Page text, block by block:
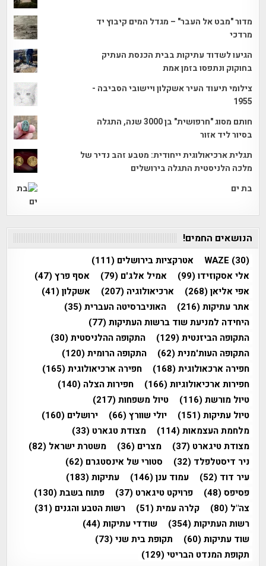
מדור "מבט אל העבר" – מגדל המים קיבוץ יד
מרדכי
הגיעו לשדוד עתיקות בבית הכנסת העתיק
בחוקוק ונתפסו בזמן אמת
צילומי תיעוד העיר אשקלון ויישובי הסביבה -
1955
חותם מסוג "חרפושית" בן 3000 שנה, התגלה
בסיור ליד אזור
תגלית ארכיאולוגית ייחודית: מטבע זהב נדיר של
מלכה הלניסטית התגלה בירושלים
בת ים
הנושאים החמים!
WAZE (30) אטרקציות בירושלים (111)
אלי אסקוזידו(99) אמיל אלג'ם (79) אסף פרץ(47)
אפי אליאן(268) ארכיאולוגיה (207) אשקלון(41)
אתר עתיקות(216) האוניברסיטה העברית(35)
היחידה למניעת שוד ברשות העתיקות(77)
התקופה הביזנטית(129) התקופה ההלניסטית(30)
התקופה העות'מנית(62) התקופה הרומית(120)
חפירה ארכאולוגית(168) חפירה ארכיאולוגית(165)
חפירות ארכיאולוגיות(166) חפירות הצלה (140)
טיול מורשת(116) טיול משפחות(217)
טיול עתיקות(151) יולי שוורץ(66) ירושלים (160)
מלחמת העצמאות(114) מצודת טגארט (33)
מצודת טיגארט (37) מצרים (36) משטרת ישראל (82)
ניר דיסטלפלד (32) סטורי של אינסטגרם (62)
עיר דוד (52) עמוד ענן(146) עתיקות(183)
פסיפס(48) פרויקט טיגארט (37) פתוח בשבת(130)
צה"ל (80) קלרה עמית(51) רשות הטבע והגנים (31)
רשות העתיקות(354) שודדי עתיקות(44)
שוד עתיקות(60) תקופת בית שני(73)
תקופת המנדט הבריטי(129)